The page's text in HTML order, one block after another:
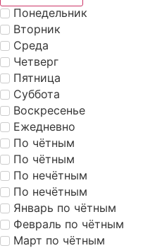
Понедельник
Вторник
Среда
Четверг
Пятница
Суббота
Воскресенье
Ежедневно
По чётным
По чётным
По нечётным
По нечётным
Январь по чётным
Февраль по чётным
Март по чётным